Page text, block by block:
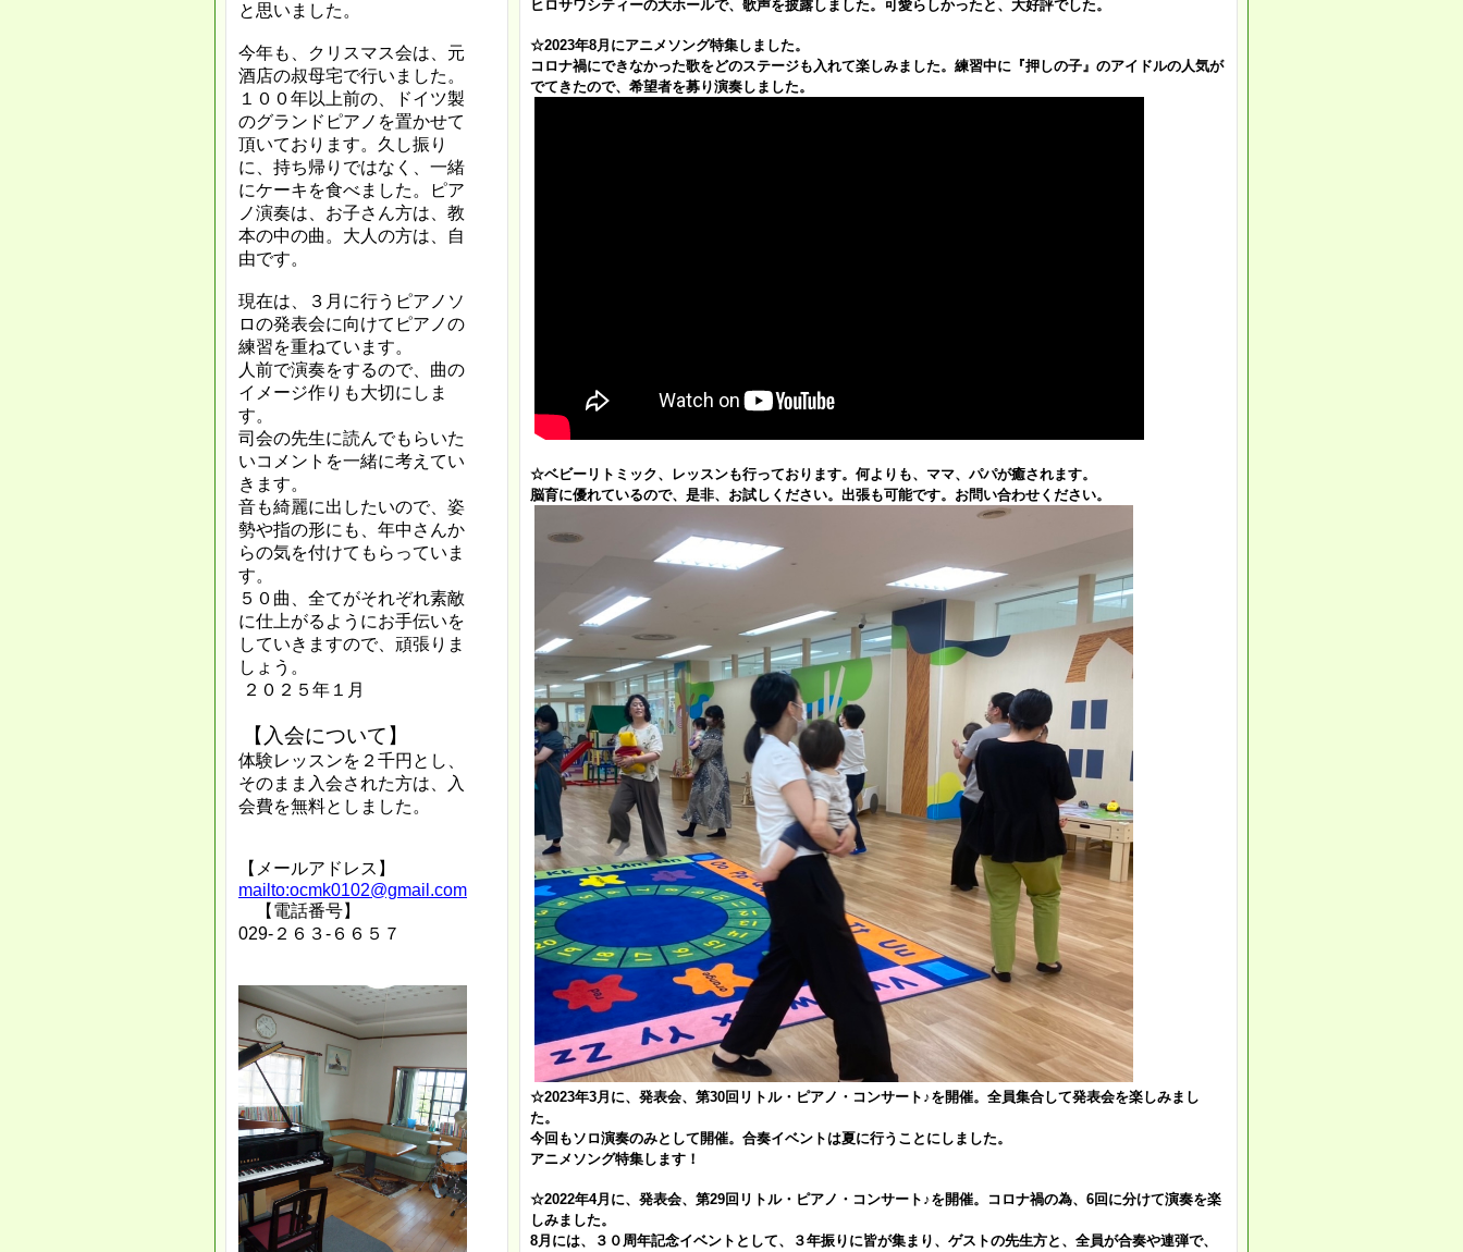
と思いました。
今年も、クリスマス会は、元
酒店の叔母宅で行いました。
１００年以上前の、ドイツ製
のグランドピアノを置かせて
頂いております。久し振り
に、持ち帰りではなく、一緒
にケーキを食べました。ピア
ノ演奏は、お子さん方は、教
本の中の曲。大人の方は、自
由です。
現在は、３月に行うピアノソ
ロの発表会に向けてピアノの
練習を重ねています。
人前で演奏をするので、曲の
イメージ作りも大切にしま
す。
司会の先生に読んでもらいた
いコメントを一緒に考えてい
きます。
音も綺麗に出したいので、姿
勢や指の形にも、年中さんか
らの気を付けてもらっていま
す。
５０曲、全てがそれぞれ素敵
に仕上がるようにお手伝いを
していきますので、頑張りま
しょう。
２０２５年１月
【入会について】
体験レッスンを２千円とし、
そのまま入会された方は、入
会費を無料としました。
【メールアドレス】
mailto:ocmk0102@gmail.com
【電話番号】
029‐２６３‐６６５７
ヒロサワシティーの大ホールで、歌声を披露しました。可愛らしかったと、大好評でした。
☆2023年8月にアニメソング特集しました。
コロナ禍にできなかった歌をどのステージも入れて楽しみました。練習中に『押しの子』のアイドルの人気が
でてきたので、希望者を募り演奏しました。
☆ベビーリトミック、レッスンも行っております。何よりも、ママ、パパが癒されます。
脳育に優れているので、是非、お試しください。出張も可能です。お問い合わせください。
☆2023年3月に、発表会、第30回リトル・ピアノ・コンサート♪を開催。全員集合して発表会を楽しみまし
た。
今回もソロ演奏のみとして開催。 合奏イベントは夏に行うことにしました。
アニメソング特集します！
☆2022年4月に、発表会、第29回リトル・ピアノ・コンサート♪を開催。コロナ禍の為、6回に分けて演奏を楽
しみました。
8月には、３０周年記念イベントとして、３年振りに皆が集まり、ゲストの先生方と、全員が合奏や連弾で、